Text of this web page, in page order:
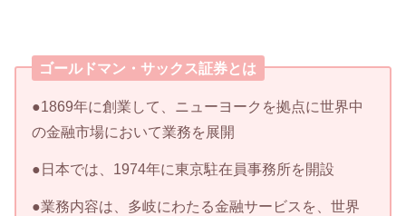
ゴールドマン・サックス証券とは
●1869年に創業して、ニューヨークを拠点に世界中
の金融市場において業務を展開
●日本では、1974年に東京駐在員事務所を開設
●業務内容は、多岐にわたる金融サービスを、世界